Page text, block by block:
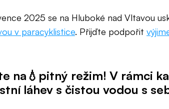
2025 se na Hluboké nad Vltavou
v paracyklistice. Přijďte podpořit
na💧pitný režim! V rámci
láhev s čistou vodou s